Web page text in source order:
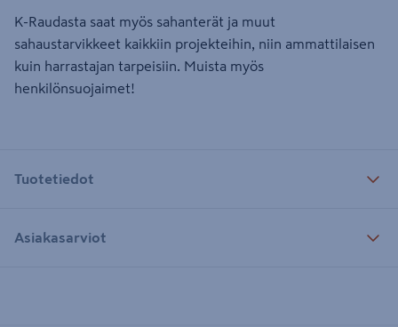
K-Raudasta saat myös sahanterät ja muut
sahaustarvikkeet kaikkiin projekteihin, niin ammattilaisen
kuin harrastajan tarpeisiin. Muista myös
henkilönsuojaimet!
Tuotetiedot
Asiakasarviot